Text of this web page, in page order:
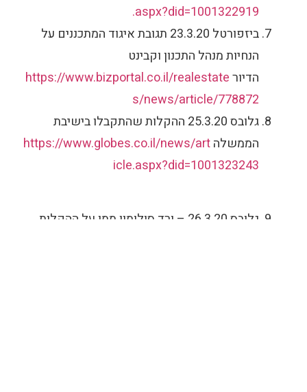
.aspx?did=1001322919
ביזפורטל 23.3.20 תגובת איגוד המתכננים על
הנחיות מנהל התכנון וקבינט
הדיורhttps://www.bizportal.co.il/realestate
s/news/article/778872
גלובס 25.3.20 ההקלות שהתקבלו בישיבת
הממשלהhttps://www.globes.co.il/news/art
icle.aspx?did=1001323243
גלובס 26.3.20 – ורד סולומון ממן על ההקלות